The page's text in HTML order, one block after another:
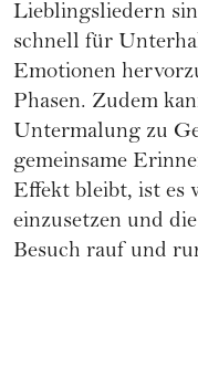
Lieblingsliedern
schnell für
Emotionen
Phasen. Zudem
Untermalung zu
gemeinsame
Effekt bleibt, ist es
einzusetzen und
Besuch rauf und